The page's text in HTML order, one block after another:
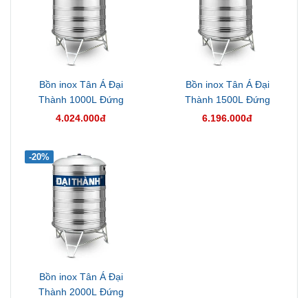
Bồn inox Tân Á Đại
Thành 1000L Đứng
4.024.000đ
Bồn inox Tân Á Đại
Thành 1500L Đứng
6.196.000đ
Bồn inox Tân Á Đại
Thành 2000L Đứng
-20%